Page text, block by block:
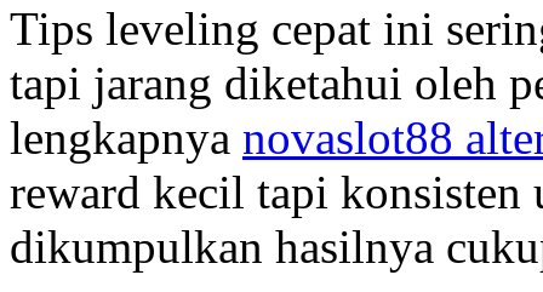
Tips leveling cepat ini
tapi jarang diketahui oleh
lengkapnya novaslot88
reward kecil tapi
dikumpulkan hasilnya